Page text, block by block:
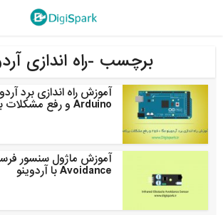
برچسب -راه اندازی
Arduino و رفع مشکلات برنامه
آموزش ماژول سنسور
Avoidance با آردوینو